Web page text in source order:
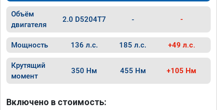
Объём
двигателя
2.0 D5204T7 - -
Мощность 136 л.с. 185 л.с. +49 л.с.
Крутящий
момент
350 Нм 455 Нм +105 Нм
Включено в стоимость: